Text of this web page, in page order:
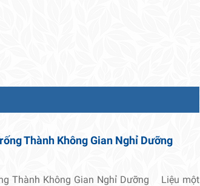
Thành Không Gian Nghỉ Dưỡng
Thành Không Gian Nghỉ Dưỡng Liệu một